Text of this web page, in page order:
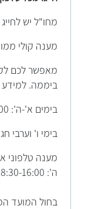
מחו"ל יש לחייג 972-3-513-0081+
מענה קולי
ביממה. למידע
בימים א'-ה': 08:00-19:00
בימי ו' וערבי חג: 08:00-
מענה טלפוני
ה': 08:30-16:00.
בחול המועד המוקד